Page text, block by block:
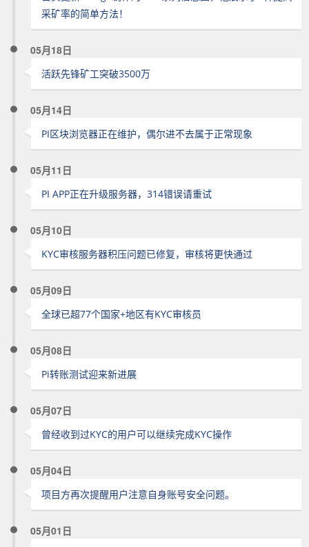
采矿率的简单方法！
05月18日
活跃先锋矿工突破3500万
05月14日
PI区块浏览器正在维护，偶尔进不去属于正常现象
05月11日
PI APP正在升级服务器，314错误请重试
05月10日
KYC审核服务器积压问题已修复，审核将更快通过
05月09日
全球已超77个国家+地区有KYC审核员
05月08日
Pi转账测试迎来新进展
05月07日
曾经收到过KYC的用户可以继续完成KYC操作
05月04日
项目方再次提醒用户注意自身账号安全问题。
05月01日